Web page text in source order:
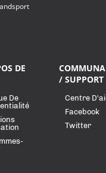
DE
De
/ SUPPORT
Centre
Facebook
Twitter